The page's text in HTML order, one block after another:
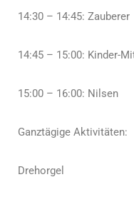
14:30 – 14:45: Zauberer
14:45 – 15:00: Kinder-
15:00 – 16:00: Nilsen
Ganztägige Aktivitäten:
Drehorgel